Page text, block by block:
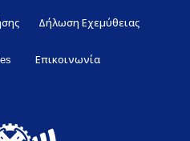
Δήλωση Εχεμύθειας
Επικοινωνία